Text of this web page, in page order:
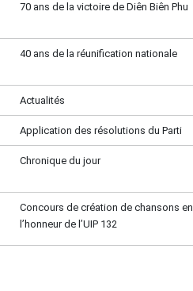
70 ans de la victoire de Diên Biên Phu
40 ans de la réunification nationale
Actualités
Application des résolutions du Parti
Chronique du jour
Concours de création de chansons en
l’honneur de l’UIP 132